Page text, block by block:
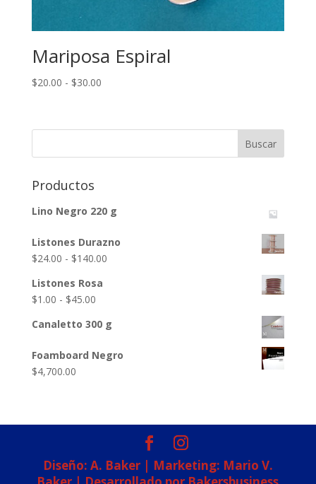
Mariposa Espiral
$20.00 - $30.00Rango
desde
Productos
Lino Negro 220 g
Listones Durazno
$24.00 - $140.00Rango
$24.00
$140.00
Listones Rosa
$1.00 - $45.00Rango
precios:
$1.00
Canaletto 300 g
Foamboard Negro
$4,700.00
Diseño: A. Baker | Marketing: Mario V.